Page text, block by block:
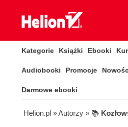
Kategorie Książki Ebooki
Audiobooki Promocje
Darmowe ebooki
Helion.pl » Autorzy » 📚